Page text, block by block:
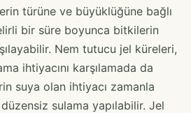
türüne ve büyüklüğüne bağlı
bir süre boyunca bitkilerin
Nem tutucu jel küreleri,
ihtiyacını karşılamada da
suya olan ihtiyacı zamanla
sulama yapılabilir. Jel